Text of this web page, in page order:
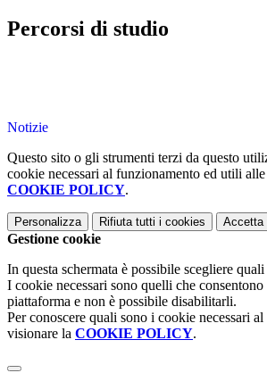
Percorsi di studio
Notizie
Questo sito o gli strumenti terzi da questo
cookie necessari al funzionamento ed utili
COOKIE POLICY.
Personalizza Rifiuta tutti i cookies Accetta
Gestione cookie
In questa schermata è possibile scegliere
I cookie necessari sono quelli che
piattaforma e non è possibile disabilitarli.
Per conoscere quali sono i cookie necessari
visionare la COOKIE POLICY.